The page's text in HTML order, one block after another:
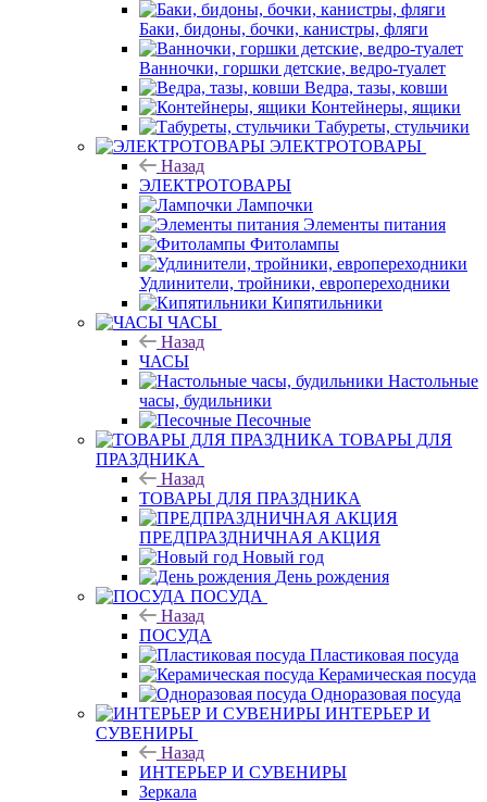
Баки, бидоны, бочки, канистры, фляги
Ванночки, горшки детские, ведро-туалет
Ведра, тазы, ковши
Контейнеры, ящики
Табуреты, стульчики
ЭЛЕКТРОТОВАРЫ
Назад
ЭЛЕКТРОТОВАРЫ
Лампочки
Элементы питания
Фитолампы
Удлинители, тройники, европереходники
Кипятильники
ЧАСЫ
Назад
ЧАСЫ
Настольные
часы, будильники
Песочные
ТОВАРЫ ДЛЯ
ПРАЗДНИКА
Назад
ТОВАРЫ ДЛЯ ПРАЗДНИКА
ПРЕДПРАЗДНИЧНАЯ АКЦИЯ
Новый год
День рождения
ПОСУДА
Назад
ПОСУДА
Пластиковая посуда
Керамическая посуда
Одноразовая посуда
ИНТЕРЬЕР И
СУВЕНИРЫ
Назад
ИНТЕРЬЕР И СУВЕНИРЫ
Зеркала